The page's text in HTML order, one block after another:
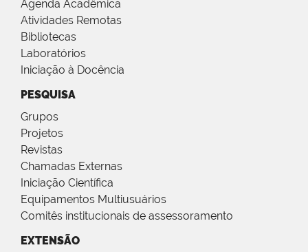
Agenda Acadêmica
Atividades Remotas
Bibliotecas
Laboratórios
Iniciação à Docência
PESQUISA
Grupos
Projetos
Revistas
Chamadas Externas
Iniciação Científica
Equipamentos Multiusuários
Comitês institucionais de assessoramento
EXTENSÃO